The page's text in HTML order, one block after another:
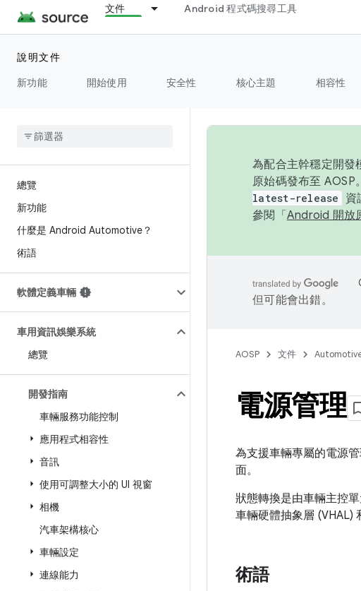
文件 Android 程式碼搜尋工具
說明文件
新功能
開始使用 安全性 核心主題 相容性
總覽
新功能
什麼是 Android Automotive？
術語
軟體定義車輛
車用資訊娛樂系統
總覽
開發指南
車輛服務功能控制
應用程式相容性
音訊
使用可調整大小的 UI 視窗
相機
汽車架構核心
車輛設定
連線能力
為配合主幹穩定開發
原始碼發布至 AOSP
latest-release
資
參閱「 Android 開放
但可能會出錯。
AOSP 文件
電源管理
為支援車輛專屬的電源
面。
狀態轉換是由車輛主控
車輛硬體抽象層 (VHAL)
術語